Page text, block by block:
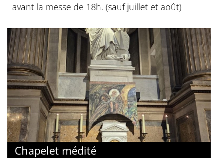
avant la messe de 18h. (sauf juillet et août)
Chapelet médité